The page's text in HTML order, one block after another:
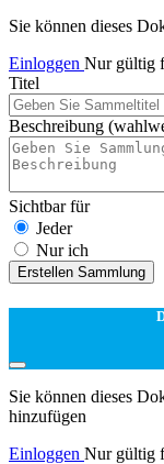
Sie können dieses
Einloggen Nur gültig
Titel
Beschreibung
Sichtbar für
Jeder
Nur ich
Erstellen Sammlung
Sie können dieses
hinzufügen
Einloggen Nur gültig